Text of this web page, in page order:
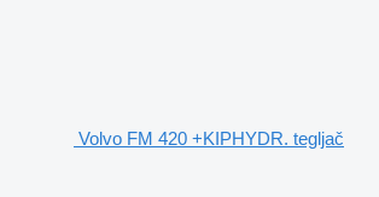
Volvo FM 420 +KIPHYDR. tegljač